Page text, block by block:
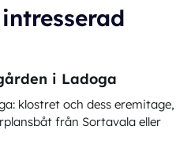
i Ladoga
klostret och dess eremitage,
från Sortavala eller